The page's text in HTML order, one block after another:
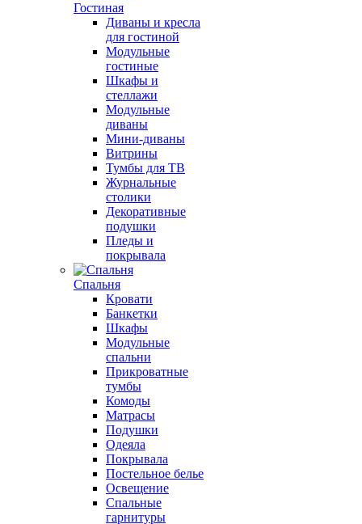
Гостиная
Диваны и кресла
для гостиной
Модульные
гостиные
Шкафы и
стеллажи
Модульные
диваны
Мини-диваны
Витрины
Тумбы для ТВ
Журнальные
столики
Декоративные
подушки
Пледы и
покрывала
Спальня
Кровати
Банкетки
Шкафы
Модульные
спальни
Прикроватные
тумбы
Комоды
Матрасы
Подушки
Одеяла
Покрывала
Постельное белье
Освещение
Спальные
гарнитуры